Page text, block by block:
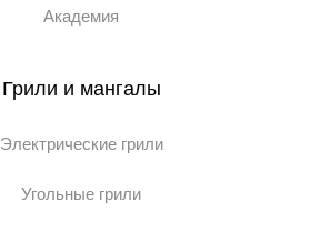
Академия
Грили и мангалы
Электрические грили
Угольные грили